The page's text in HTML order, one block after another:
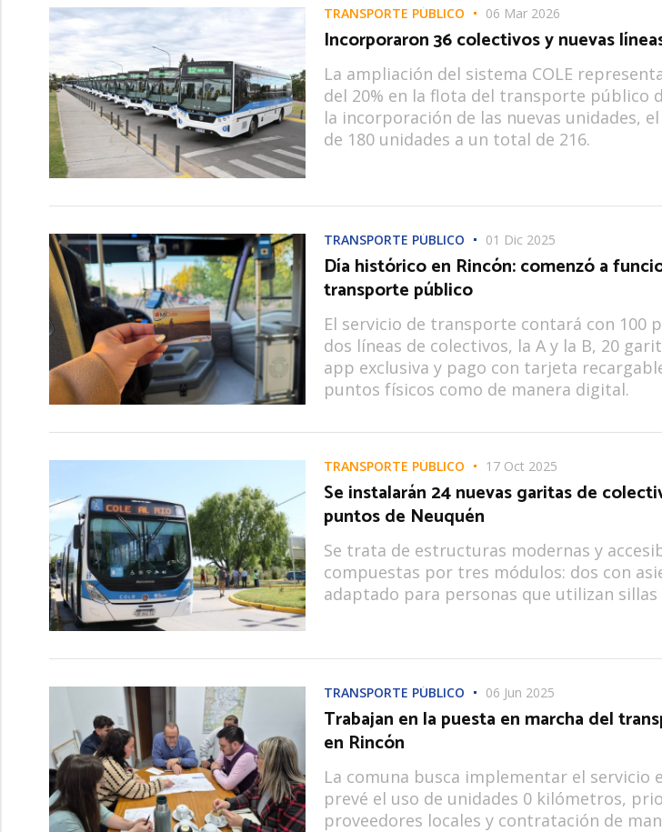
TRANSPORTE PÚBLICO 06 Mar 2026
Incorporaron 36 colectivos y nuevas
La ampliación del sistema COLE
del 20% en la flota del transporte público
la incorporación de las nuevas unidades,
de 180 unidades a un total de 216.
TRANSPORTE PÚBLICO 01 Dic 2025
Día histórico en Rincón: comenzó a
transporte público
El servicio de transporte contará con 100
dos líneas de colectivos, la A y la B, 20
app exclusiva y pago con tarjeta
puntos físicos como de manera digital.
TRANSPORTE PÚBLICO 17 Oct 2025
Se instalarán 24 nuevas garitas de
puntos de Neuquén
Se trata de estructuras modernas y
compuestas por tres módulos: dos con
adaptado para personas que utilizan sillas
TRANSPORTE PÚBLICO 06 Jun 2025
Trabajan en la puesta en marcha del
en Rincón
La comuna busca implementar el servicio
prevé el uso de unidades 0 kilómetros,
proveedores locales y contratación de